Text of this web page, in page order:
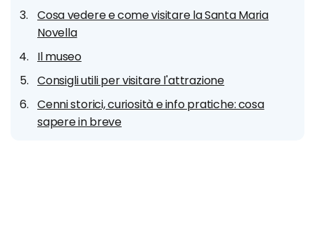
Cosa vedere e come visitare la Santa Maria
Novella
Il museo
Consigli utili per visitare l'attrazione
Cenni storici, curiosità e info pratiche: cosa
sapere in breve